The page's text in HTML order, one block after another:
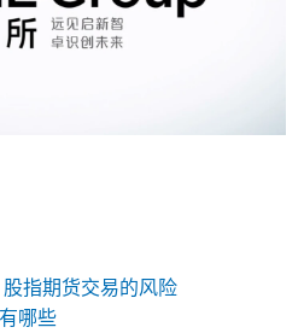
指期货交易的风险
哪些